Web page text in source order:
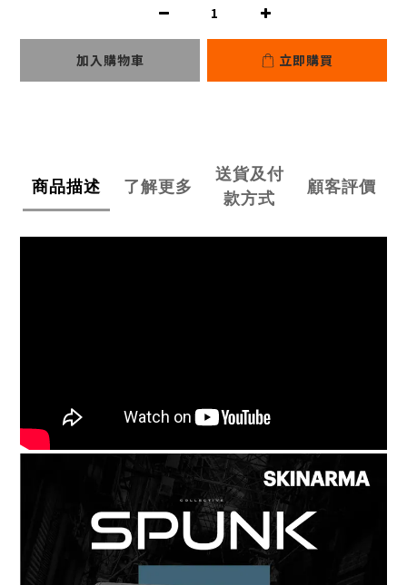
加入購物車 立即購買
商品描述 了解更多
送貨及付
款方式
顧客評價